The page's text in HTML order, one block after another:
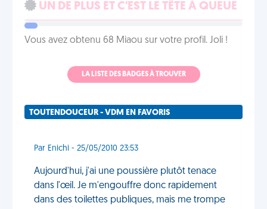
UN DE PLUS ET C'EST LE TÊTE À QUEUE
Vous avez obtenu 68 Miaou sur votre profil. Joli !
LA LISTE DES BADGES À TROUVER
TOUTENDOUCEUR - VDM EN FAVORIS
Par Enichi - 25/05/2010 23:53
Aujourd'hui, j'ai une poussière plutôt tenace
dans l'œil. Je m'engouffre donc rapidement
dans des toilettes publiques, mais me trompe